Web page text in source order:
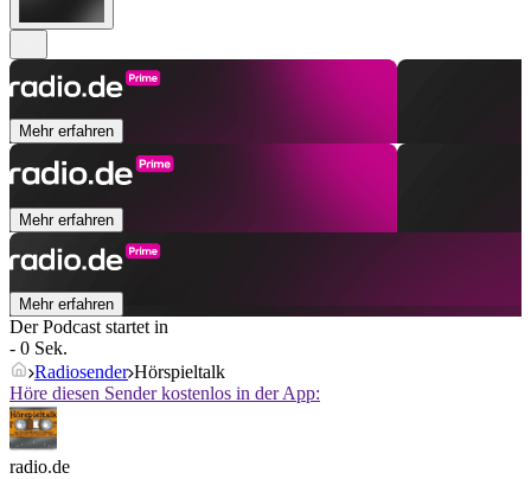
Mehr erfahren
Mehr erfahren
Mehr erfahren
Der Podcast startet in
- 0 Sek.
Radiosender Hörspieltalk
Höre diesen Sender kostenlos in der App:
radio.de